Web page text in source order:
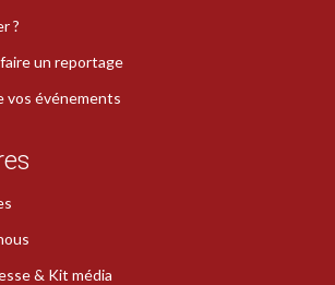
?
un reportage
vos événements
& Kit média